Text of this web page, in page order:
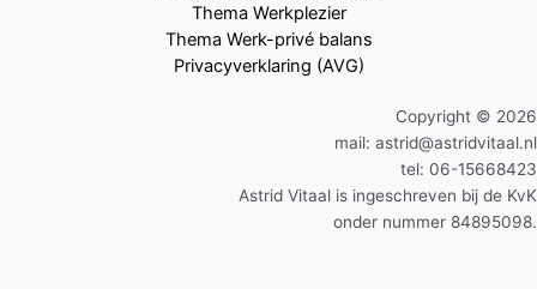
Thema Werkplezier
Thema Werk-privé balans
Privacyverklaring (AVG)
Copyright © 2026
mail: astrid@astridvitaal.nl
tel: 06-15668423
Astrid Vitaal is ingeschreven bij de KvK
onder nummer 84895098.